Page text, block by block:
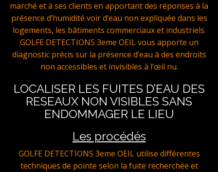
marché et à ses clients en apportant des réponses à la
présence d’humidité voir d’eau non expliquée dans les
logements, les bâtiments commerciaux et industriels.
GOLFE DETECTIONS 3eme OEIL vous apporte un
diagnostic précis sur la présence d’eau à des endroits
non accessibles et invisibles à l’œil nu.
LOCALISER LES FUITES D’EAU DES
RESEAUX NON VISIBLES SANS
ENDOMMAGER LE LIEU
Les procédés
GOLFE DETECTIONS 3eme OEIL utilise différentes
techniques de pointe selon la fuite recherchée et